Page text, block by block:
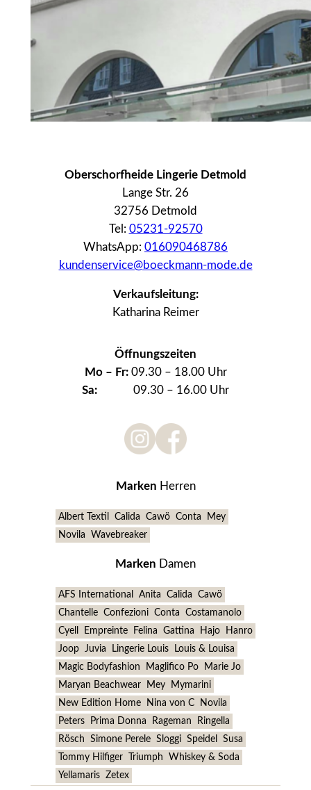
Oberschorfheide Lingerie Detmold
Lange Str. 26
32756 Detmold
Tel: 05231-92570
WhatsApp: 016090468786
kundenservice@boeckmann-mode.de
Verkaufsleitung:
Katharina Reimer
Öffnungszeiten
Mo – Fr:09.30 – 18.00 Uhr
Sa: 09.30 – 16.00 Uhr
Marken Herren
Albert Textil Calida Cawö Conta
Mey
Novila Wavebreaker
Marken Damen
AFS International Anita Calida Cawö
Chantelle Confezioni Conta Costamanolo
Cyell
Empreinte Felina Gattina Hajo
Hanro
Joop
Juvia Lingerie Louis
Louis & Louisa
Magic Bodyfashion
Maglifico Po
Marie Jo
Maryan Beachwear
Mey
Mymarini
New Edition Home
Nina von C
Novila
Peters
Prima Donna Rageman
Ringella
Rösch Simone Perele Sloggi Speidel
Susa
Tommy Hilfiger Triumph Whiskey & Soda
Yellamaris Zetex